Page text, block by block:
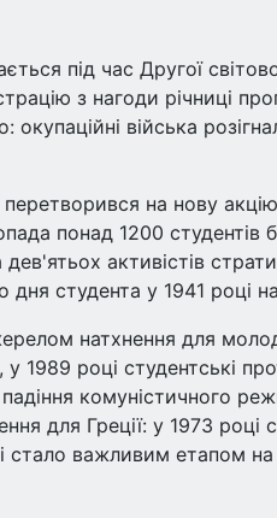
під час Другої
з нагоди річниці
окупаційні війська
на нову
понад 1200
активістів
студента у 1941 році
натхнення для
1989 році студентські
комуністичного
для Греції: у 1973 році
стало важливим етапом